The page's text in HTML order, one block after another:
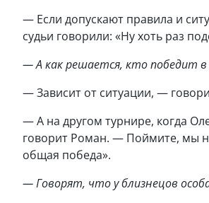
— Если допускают правила и
судьи говорили: «Ну хоть раз
— А как решается, кто победит
— Зависит от ситуации, —
— А на другом турнире, когда
говорит Роман. — Поймите, мы
общая победа».
— Говорят, что у близнецов